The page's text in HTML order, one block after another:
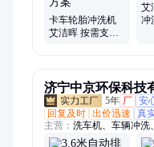
卡车轮胎冲洗机
艾洁晖 按需支持
艾
冲
济宁中京环保科技
5年 厂 安
回复及时 出价迅速 真
主营： 洗车机、车辆冲洗
京环保科技